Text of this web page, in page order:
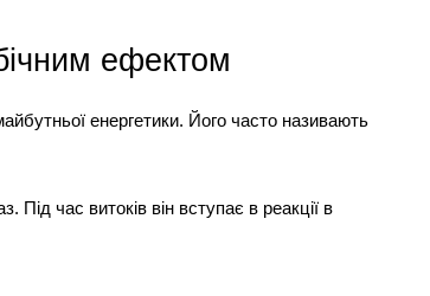
ефектом
енергетики. Його часто називають
час витоків він вступає в реакції в